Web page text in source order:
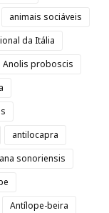
animais sociáveis
da Itália
Anolis proboscis
antilocapra
sonoriensis
Antílope-beira